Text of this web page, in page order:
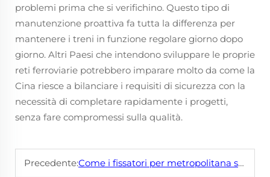
problemi prima che si verifichino. Questo tipo di
manutenzione proattiva fa tutta la differenza per
mantenere i treni in funzione regolare giorno dopo
giorno. Altri Paesi che intendono sviluppare le proprie
reti ferroviarie potrebbero imparare molto da come la
Cina riesce a bilanciare i requisiti di sicurezza con la
necessità di completare rapidamente i progetti,
senza fare compromessi sulla qualità.
Precedente:Come i fissatori per metropolitana sostengono una mobilità urbana sostenibile